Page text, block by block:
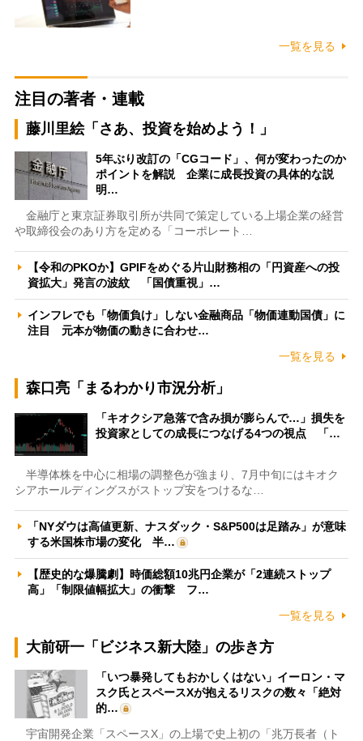
一覧を見る
注目の著者・連載
藤川里絵「さあ、投資を始めよう！」
5年ぶり改訂の「CGコード」、何が変わったのか
ポイントを解説 企業に成長投資の具体的な説
明…
金融庁と東京証券取引所が共同で策定している上場企業の経営
や取締役会のあり方を定める「コーポレート…
【令和のPKOか】GPIFをめぐる片山財務相の「円資産への投
資拡大」発言の波紋 「国債重視」…
インフレでも「物価負け」しない金融商品「物価連動国債」に
注目 元本が物価の動きに合わせ…
一覧を見る
森口亮「まるわかり市況分析」
「キオクシア急落で含み損が膨らんで…」損失を
投資家としての成長につなげる4つの視点 「…
半導体株を中心に相場の調整色が強まり、7月中旬にはキオク
シアホールディングスがストップ安をつけるな…
「NYダウは高値更新、ナスダック・S&P500は足踏み」が意味
する米国株市場の変化 半…
【歴史的な爆騰劇】時価総額10兆円企業が「2連続ストップ
高」「制限値幅拡大」の衝撃 フ…
一覧を見る
大前研一「ビジネス新大陸」の歩き方
「いつ暴発してもおかしくはない」イーロン・マ
スク氏とスペースXが抱えるリスクの数々「絶対
的…
宇宙開発企業「スペースX」の上場で史上初の「兆万長者（ト